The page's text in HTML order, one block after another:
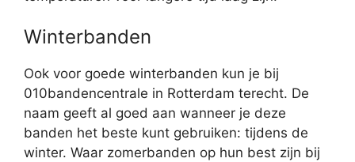
Winterbanden
Ook voor goede winterbanden kun je bij
010bandencentrale in Rotterdam terecht. De
naam geeft al goed aan wanneer je deze
banden het beste kunt gebruiken: tijdens de
winter. Waar zomerbanden op hun best zijn bij